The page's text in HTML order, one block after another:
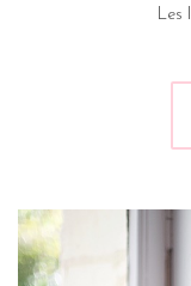
Les